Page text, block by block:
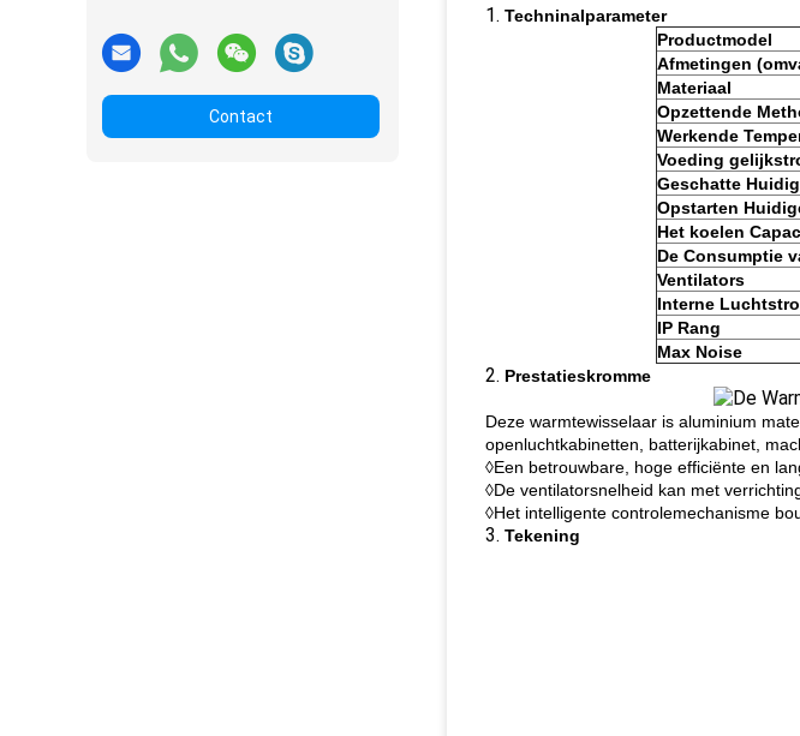
Contact
1. Techninalparameter
Productmodel
Afmetingen
Materiaal
Opzettende
Werkende
Voeding
Geschatte
Opstarten
Het koelen
De Consumptie
Ventilators
Interne
IP Rang
Max Noise
2. Prestatieskromme
Deze warmtewisselaar is aluminium
openluchtkabinetten, batterijkabinet,
◊Een betrouwbare, hoge efficiënte en
◊De ventilatorsnelheid kan met
◊Het intelligente controlemechanisme
3. Tekening